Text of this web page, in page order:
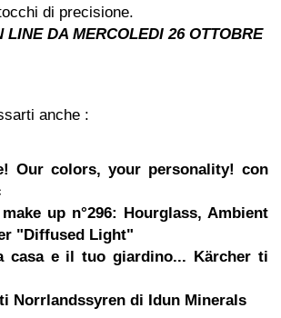
di precisione.
LINE DA MERCOLEDI 26 OTTOBRE
anche :
Our colors, your personality! con
up n°296: Hourglass, Ambient
"Diffused Light"
casa e il tuo giardino... Kärcher ti
Norrlandssyren di Idun Minerals